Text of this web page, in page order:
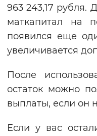
963 243,17 рубля.
маткапитал на
появился еще
увеличивается
После
остаток можно
выплаты, если он
Если у вас